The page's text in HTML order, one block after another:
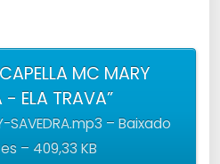
MC MARY
- ELA TRAVA”
SAVEDRA.mp3 – Baixado
– 409,33 KB